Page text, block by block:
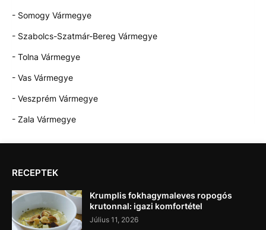
- Somogy Vármegye
- Szabolcs-Szatmár-Bereg Vármegye
- Tolna Vármegye
- Vas Vármegye
- Veszprém Vármegye
- Zala Vármegye
RECEPTEK
Krumplis fokhagymaleves ropogós
krutonnal: igazi komfortétel
Július 11, 2026